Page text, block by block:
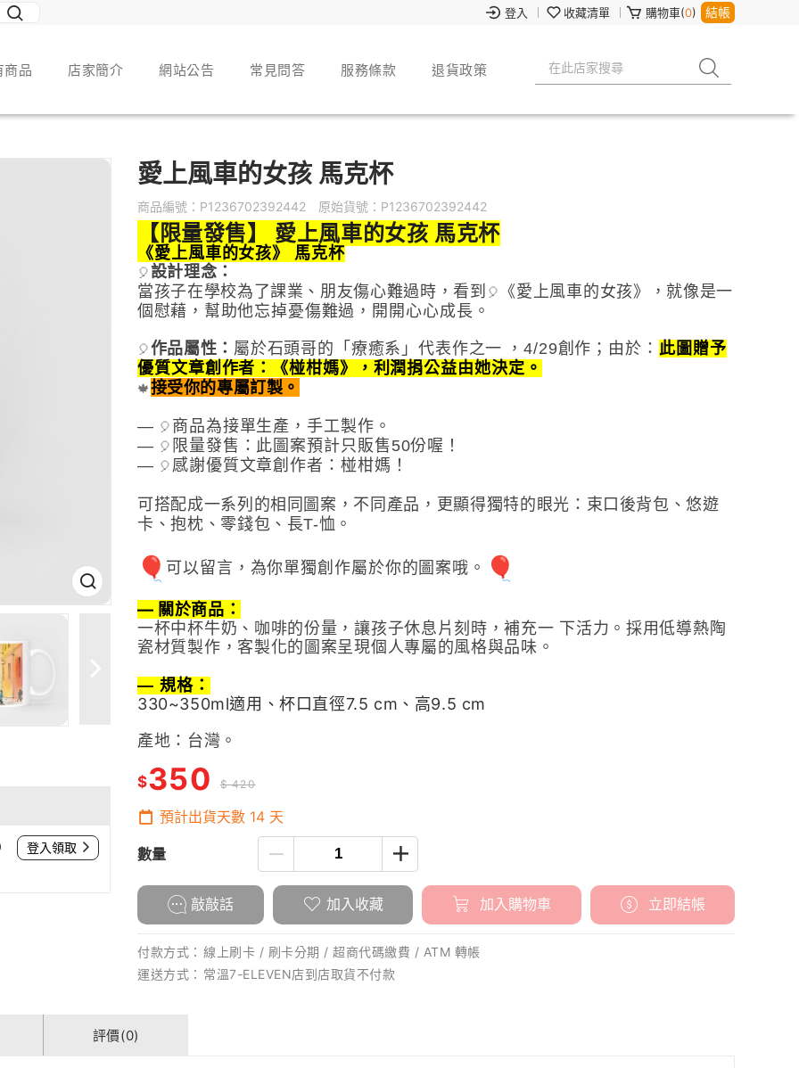
登入 收藏清單 購物車(0) 結帳
商品 店家簡介 網站公告 常見問答 服務條款 退貨政策
登入領取
愛上風車的女孩 馬克杯
商品編號： P1236702392442 原始貨號： P1236702392442
【限量發售】 愛上風車的女孩 馬克杯
《愛上風車的女孩》 馬克杯
🎈設計理念：
當孩子在學校為了課業、朋友傷心難過時，看到 🎈
《愛上風車的女孩》，就像是一
個慰藉，幫助他忘掉憂傷難過，開開心心成長。
🎈作品屬性 ： 屬於石頭哥的「療癒系」 代表作之一 ， 4/29創作；由於： 此圖贈予
優質文章創作者：《椪柑媽》，利潤捐公益由她決定。
🍁接受你的專屬訂製。
— 🎈 商品為接單生產，手工製作。
— 🎈 限量發售：此圖案預計只販售50份喔！
— 🎈 感謝優質文章創作者：椪柑媽！
可搭配成一系列的相同圖案，不同產品，更顯得獨特的眼光：束口後背包、悠遊
卡、抱枕、零錢包、長T-恤。
可以留言，為你單獨創作屬於你的圖案哦。
— 關於商品：
一杯中杯牛奶、咖啡的份量，讓孩子休息片刻時，補充一 下活力。採用低導熱陶
瓷材質製作，客製化的圖案呈現個人專屬的風格與品味。
— 規格：
330~350ml適用、杯口直徑7.5 cm、高9.5 cm
產地：台灣。
$350 $ 420
預計出貨天數 14 天
數量
敲敲話 加入收藏 加入購物車 立即結帳
付款方式： 線上刷卡 / 刷卡分期 / 超商代碼繳費 / ATM 轉帳
運送方式： 常溫7-ELEVEN店到店取貨不付款
評價(0)